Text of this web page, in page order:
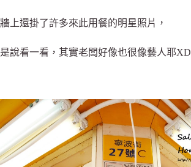
牆上還掛了許多來此用餐的明星照片，
是說看一看，其實老闆好像也很像藝人耶XD